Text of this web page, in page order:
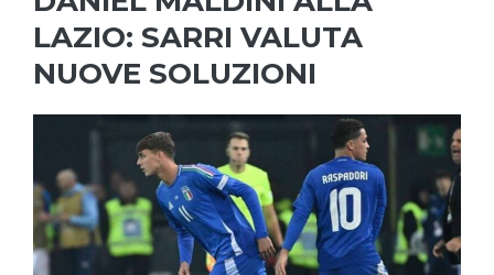
LAZIO: SARRI VALUTA
NUOVE SOLUZIONI